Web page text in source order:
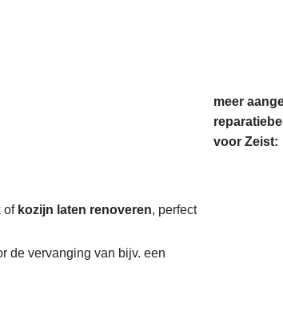
of kozijn laten renoveren, perfect
de vervanging van bijv. een
meer
voor Zeist: